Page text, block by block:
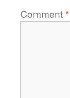
Comment*